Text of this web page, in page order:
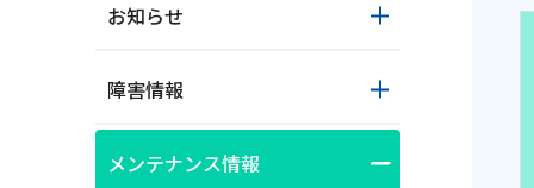
お知らせ
障害情報
メンテナンス情報